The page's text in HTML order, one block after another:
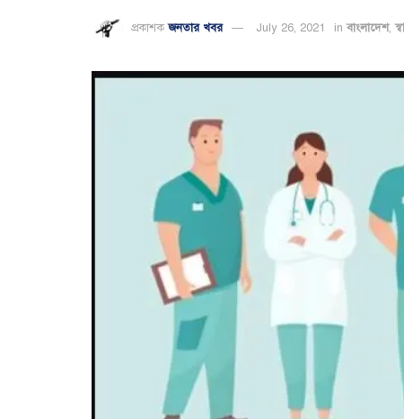
প্রকাশক জনতার খবর July 26, 2021 in বাংলাদেশ,